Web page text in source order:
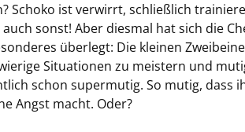
Schoko ist verwirrt, schließlich
sonst! Aber diesmal hat sich die
überlegt: Die kleinen
Situationen zu meistern und
schon supermutig. So mutig, dass
Angst macht. Oder?